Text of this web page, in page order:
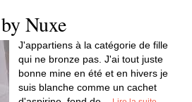
Nuxe
J'appartiens à la catégorie de fille
qui ne bronze pas. J'ai tout juste
bonne mine en été et en hivers je
suis blanche comme un cachet